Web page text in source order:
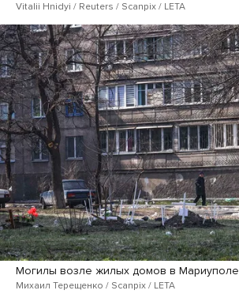
Vitalii Hnidyi / Reuters / Scanpix / LETA
Могилы возле жилых домов в Мариуполе
Михаил Терещенко / Scanpix / LETA